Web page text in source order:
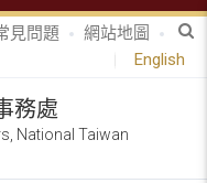
見問題
網站地圖
English
務處
National Taiwan